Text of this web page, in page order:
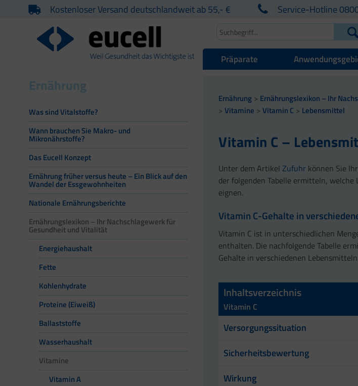
Kostenloser Versand deutschlandweit ab 55,- € Service-Hotline
Präparate
Ernährung
Was sind Vitalstoffe?
Wann brauchen Sie Makro- und
Mikronährstoffe?
Das Eucell Konzept
Ernährung früher versus heute – Ein Blick auf den
Wandel der Essgewohnheiten
Nationale Ernährungsberichte
Ernährungslexikon – Ihr Nachschlagewerk für
Gesundheit und Vitalität
Energiehaushalt
Fette
Kohlenhydrate
Proteine (Eiweiß)
Ballaststoffe
Wasserhaushalt
Vitamine
Vitamin A
Ernährung
Ernährungslexikon – Ihr
Vitamine
Vitamin C Lebensmittel
Vitamin C –
Unter dem Artikel Zufuhr können Sie
der folgenden Tabelle ermitteln,
eignen.
Vitamin C-Gehalte in
Vitamin C ist in unterschiedlichen
enthalten. Die nachfolgende Tabelle
Gehalte in verschiedenen Lebensmitteln.
Inhaltsverzeichnis
Vitamin C
Versorgungssituation
Sicherheitsbewertung
Wirkung